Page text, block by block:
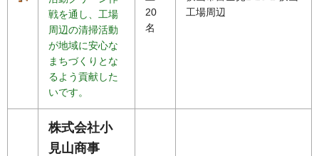
戦を通し、工場
周辺の清掃活動
が地域に安心な
まちづくりとな
るよう貢献した
いです。
20
名
工場周辺
株式会社小
見山商事